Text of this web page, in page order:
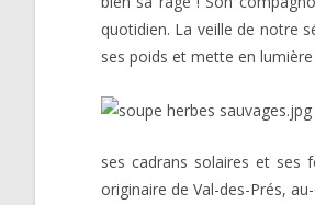
quotidien. La veille de notre
ses poids et mette en
ses cadrans solaires et ses
originaire de Val-des-Prés,